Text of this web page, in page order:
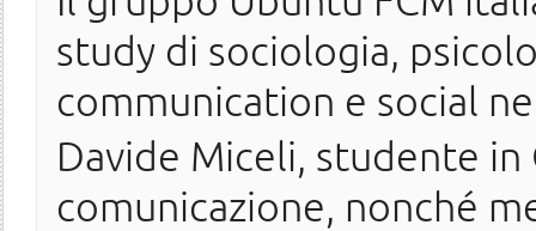
study di sociologia,
communication e social
Davide Miceli, studente
comunicazione, nonché